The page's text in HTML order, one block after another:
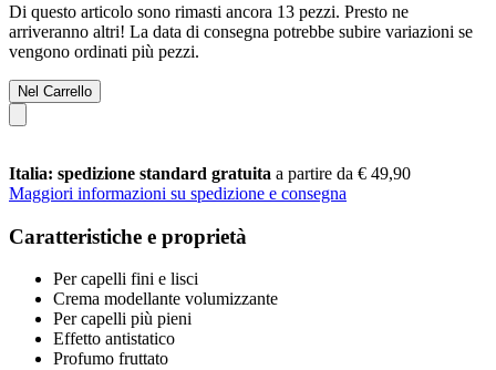
Di questo articolo sono rimasti ancora 13 pezzi. Presto ne
arriveranno altri! La data di consegna potrebbe subire variazioni se
vengono ordinati più pezzi.
Nel Carrello
Italia: spedizione standard gratuita a partire da € 49,90
Maggiori informazioni su spedizione e consegna
Caratteristiche e proprietà
Per capelli fini e lisci
Crema modellante volumizzante
Per capelli più pieni
Effetto antistatico
Profumo fruttato